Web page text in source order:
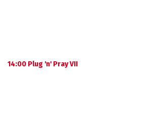
14:00 Plug 'n' Pray VII